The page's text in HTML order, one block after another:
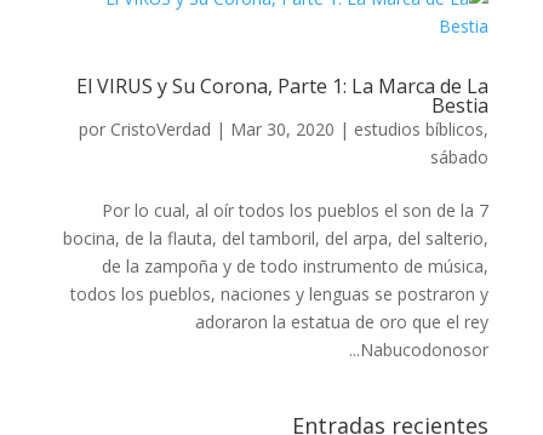
El VIRUS y Su Corona, Parte 1: La Marca de La
Bestia
por CristoVerdad | Mar 30, 2020 | estudios bíblicos,
sábado
7 Por lo cual, al oír todos los pueblos el son de la
bocina, de la flauta, del tamboril, del arpa, del salterio,
de la zampoña y de todo instrumento de música,
todos los pueblos, naciones y lenguas se postraron y
adoraron la estatua de oro que el rey
Nabucodonosor...
Entradas recientes